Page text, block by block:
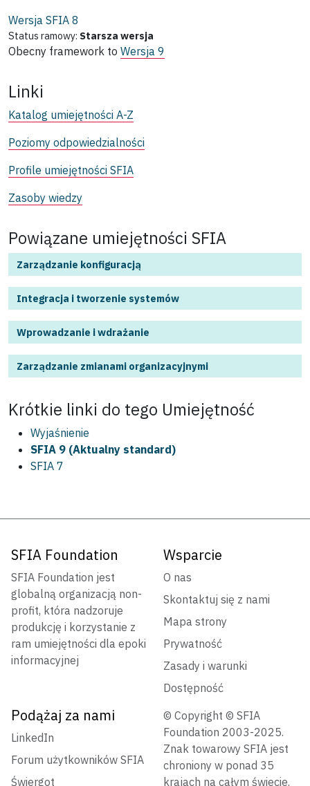
Wersja SFIA 8
Status ramowy: Starsza wersja
Obecny framework to Wersja 9
Linki
Katalog umiejętności A-Z
Poziomy odpowiedzialności
Profile umiejętności SFIA
Zasoby wiedzy
Powiązane umiejętności SFIA
Zarządzanie konfiguracją
Integracja i tworzenie systemów
Wprowadzanie i wdrażanie
Zarządzanie zmianami organizacyjnymi
Krótkie linki do tego Umiejętność
Wyjaśnienie
SFIA 9 (Aktualny standard)
SFIA 7
SFIA Foundation
SFIA Foundation jest
globalną organizacją non-
profit, która nadzoruje
produkcję i korzystanie z
ram umiejętności dla epoki
informacyjnej
Wsparcie
O nas
Skontaktuj się z nami
Mapa strony
Prywatność
Zasady i warunki
Dostępność
Podążaj za nami
LinkedIn
Forum użytkowników SFIA
Świergot
© Copyright © SFIA
Foundation 2003-2025.
Znak towarowy SFIA jest
chroniony w ponad 35
krajach na całym świecie.